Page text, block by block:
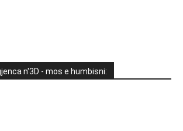
n'3D - mos e humbisni: